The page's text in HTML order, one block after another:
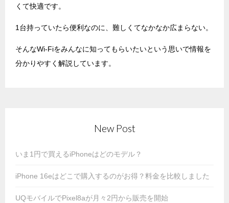
くて快適です。
1台持っていたら便利なのに、難しくてなかなか広まらない。
そんなWi-Fiをみんなに知ってもらいたいという思いで情報を
分かりやすく解説しています。
New Post
いま1円で買えるiPhoneはどのモデル？
iPhone 16eはどこで購入するのがお得？料金を比較しました
UQモバイルでPixel8aが月々2円から販売を開始